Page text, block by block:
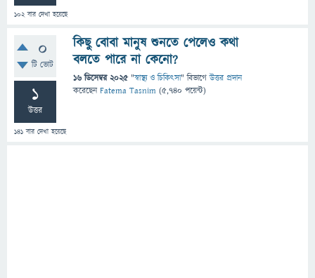
102বার দেখা হয়েছে
0
টি ভোট
1
উত্তর
141 বার দেখা হয়েছে
কিছু বোবা মানুষ শুনতে পেলেও কথা
বলতে পারে না কেনো?
16 ডিসেম্বর 2025 "স্বাস্থ্য ও চিকিৎসা" বিভাগে উত্তর প্রদান
করেছেনFatema Tasnim (5,740 পয়েন্ট)